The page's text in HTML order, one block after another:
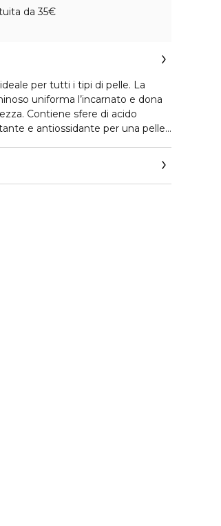
da 35€
per tutti i tipi di pelle. La
uniforma l’incarnato e dona
Contiene sfere di acido
e antiossidante per una pelle